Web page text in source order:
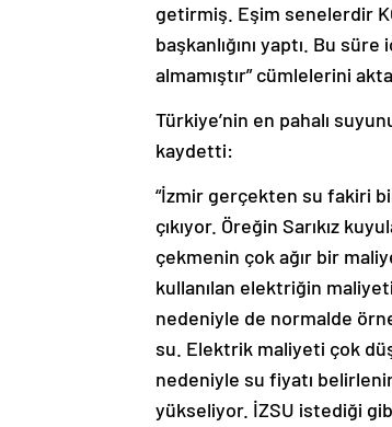
getirmiş. Eşim senelerdir
başkanlığını yaptı. Bu
almamıştır” cümlelerini
Türkiye’nin en pahalı
kaydetti:
“İzmir gerçekten su fakiri bir
çıkıyor. Öreğin Sarıkız
çekmenin çok ağır bir
kullanılan elektriğin
nedeniyle de normalde
su. Elektrik maliyeti çok
nedeniyle su fiyatı
yükseliyor. İZSU istediği